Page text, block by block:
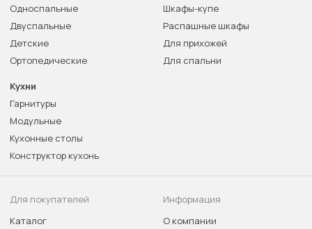
Односпальные
Двуспальные
Детские
Ортопедические
Шкафы-купе
Распашные шкафы
Для прихожей
Для спальни
Кухни
Гарнитуры
Модульные
Кухонные столы
Конструктор кухонь
Для покупателей
Каталог
Информация
О компании